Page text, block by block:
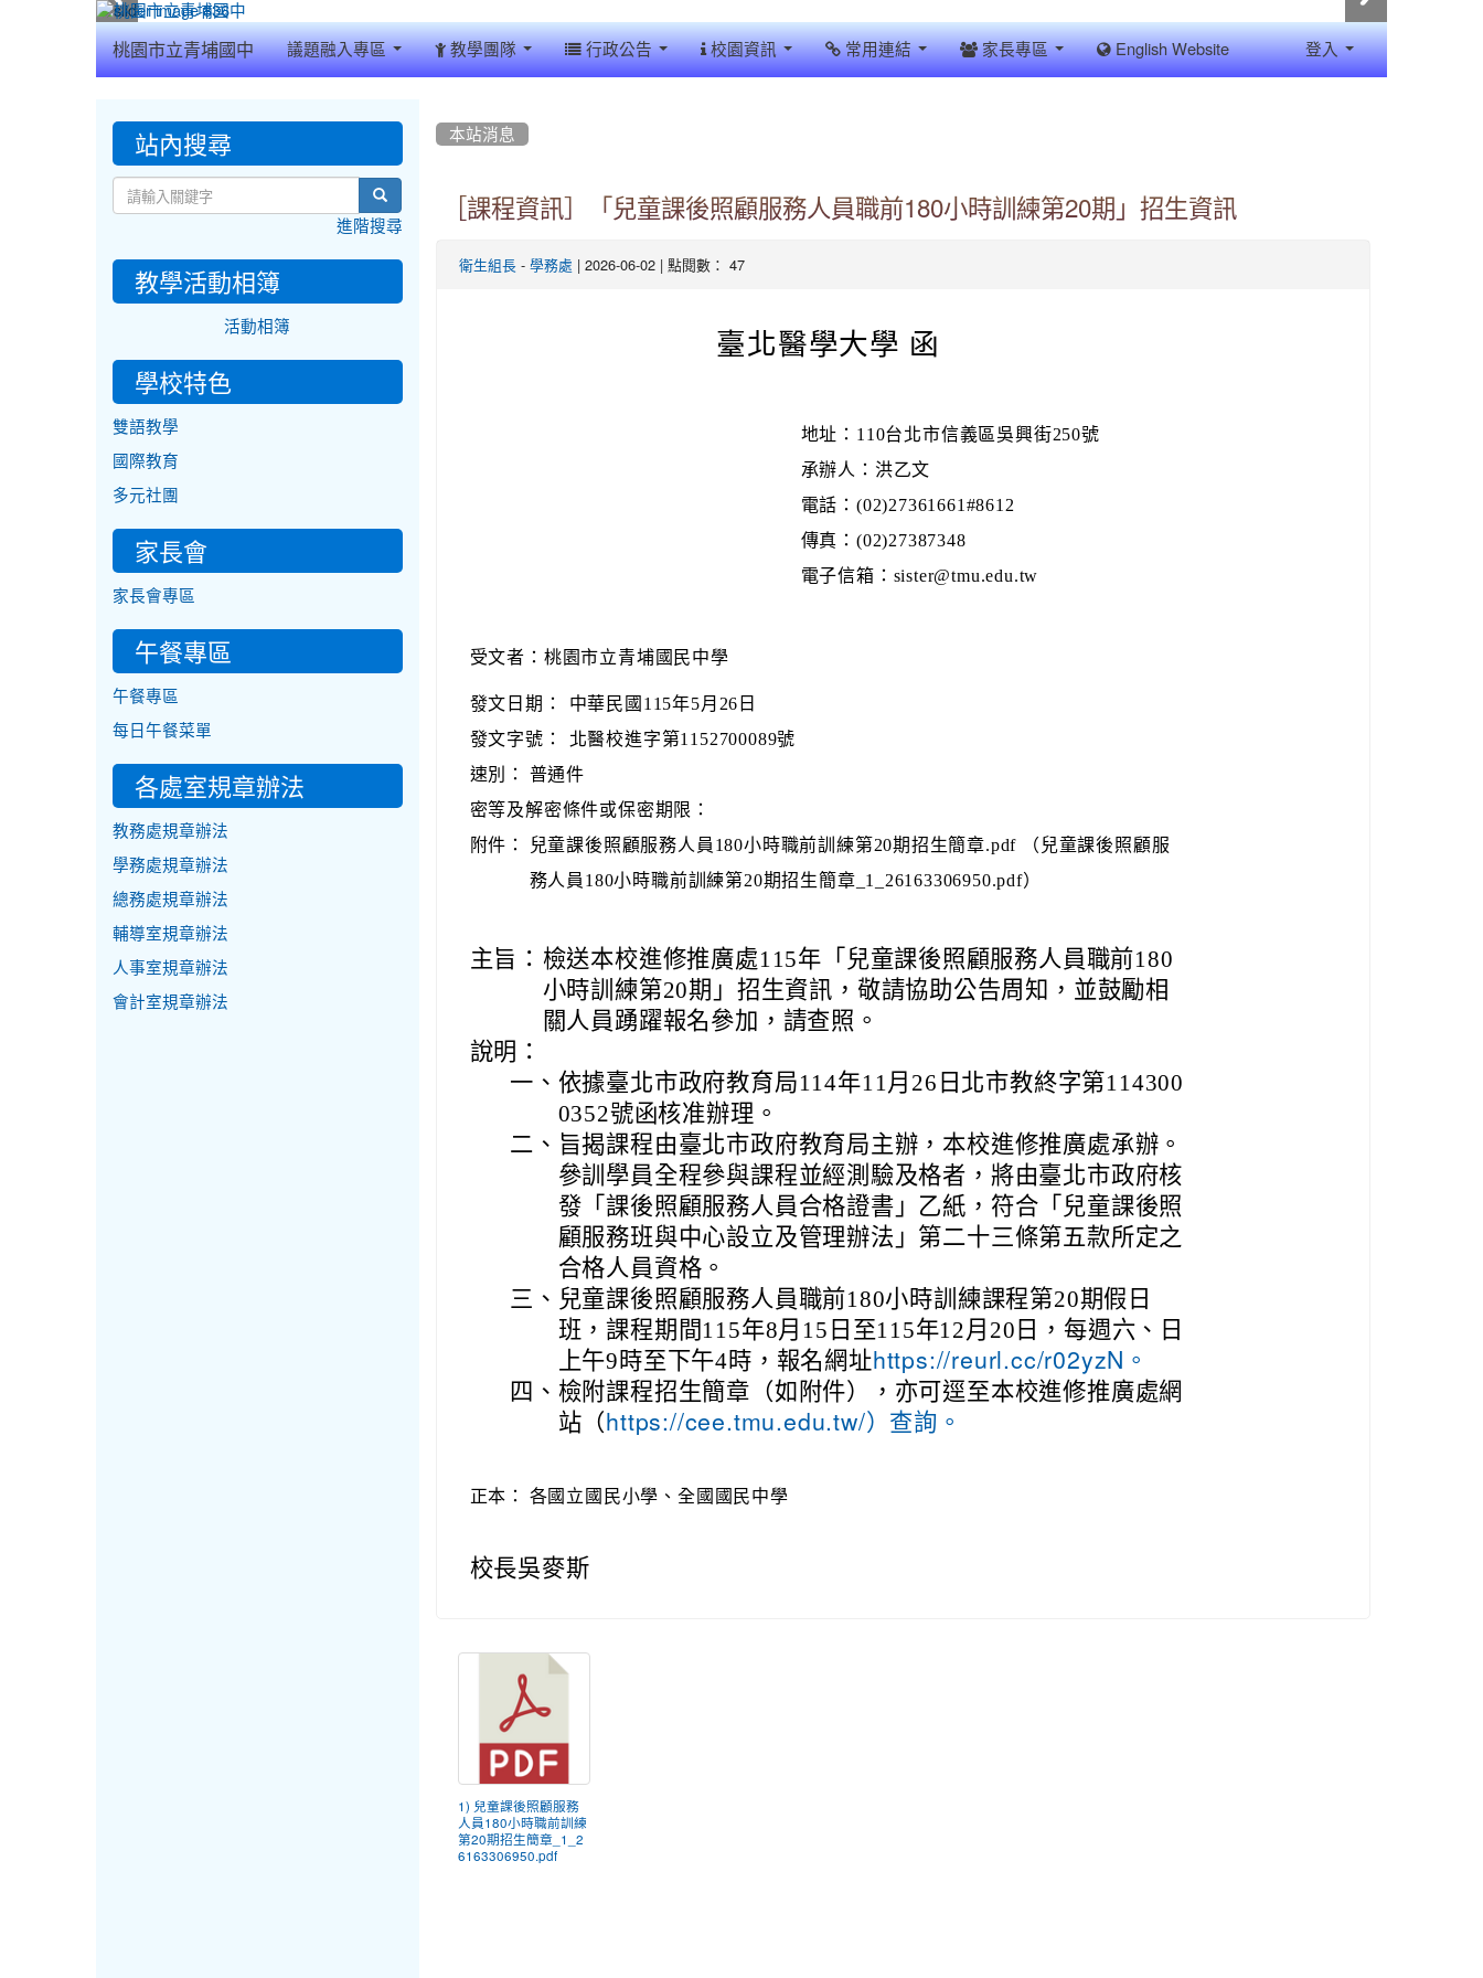
桃園市立青埔國中 議題融入專區 教學團隊 行政公告 校園資訊 常用連結 家長專區 English Website 登入
本站消息
［課程資訊］「兒童課後照顧服務人員職前180小時訓練第20期」招生資訊
衛生組長- 學務處 | 2026-06-02 | 點閱數： 47
臺北醫學大學 函
地址：110台北市信義區吳興街250號
承辦人：洪乙文
電話：(02)27361661#8612
傳真：(02)27387348
電子信箱：sister@tmu.edu.tw
受文者：桃園市立青埔國民中學
發文日期：
中華民國115年5月26日
發文字號：
北醫校進字第1152700089號
速別：
普通件
密等及解密條件或保密期限：
附件：
兒童課後照顧服務人員180小時職前訓練第20期招生簡章.pdf （兒童課後照顧服
務人員180小時職前訓練第20期招生簡章_1_26163306950.pdf）
主旨： 檢送本校進修推廣處115年「兒童課後照顧服務人員職前180
小時訓練第20期」招生資訊，敬請協助公告周知，並鼓勵相
關人員踴躍報名參加，請查照。
說明：
一、 依據臺北市政府教育局114年11月26日北市教終字第114300
0352號函核准辦理。
二、 旨揭課程由臺北市政府教育局主辦，本校進修推廣處承辦。
參訓學員全程參與課程並經測驗及格者，將由臺北市政府核
發「課後照顧服務人員合格證書」乙紙，符合「兒童課後照
顧服務班與中心設立及管理辦法」第二十三條第五款所定之
合格人員資格。
三、 兒童課後照顧服務人員職前180小時訓練課程第20期假日
班，課程期間115年8月15日至115年12月20日，每週六、日
上午9時至下午4時，報名網址https://reurl.cc/r02yzN。
四、 檢附課程招生簡章（如附件），亦可逕至本校進修推廣處網
站（ https://cee.tmu.edu.tw/）查詢。
正本： 各國立國民小學、全國國民中學
校長吳麥斯
1) 兒童課後照顧服務
人員180小時職前訓練
第20期招生簡章_1_2
6163306950.pdf
::: 站內搜尋
search
進階搜尋
教學活動相簿
活動相簿
學校特色
雙語教學
國際教育
多元社團
家長會
家長會專區
午餐專區
午餐專區
每日午餐菜單
各處室規章辦法
教務處規章辦法
學務處規章辦法
總務處規章辦法
輔導室規章辦法
人事室規章辦法
會計室規章辦法